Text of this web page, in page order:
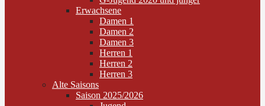
Erwachsene
Damen 1
Damen 2
Damen 3
Herren 1
Herren 2
Herren 3
Alte Saisons
Saison 2025/2026